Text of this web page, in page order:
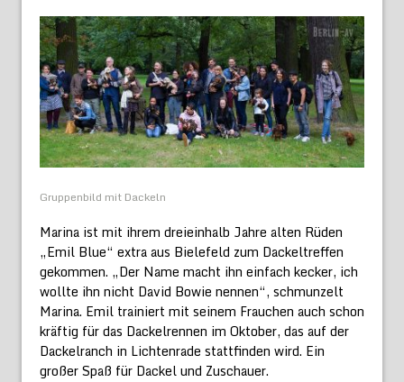
Gruppenbild mit Dackeln
Marina ist mit ihrem dreieinhalb Jahre alten Rüden
„Emil Blue“ extra aus Bielefeld zum Dackeltreffen
gekommen. „Der Name macht ihn einfach kecker, ich
wollte ihn nicht David Bowie nennen“, schmunzelt
Marina. Emil trainiert mit seinem Frauchen auch schon
kräftig für das Dackelrennen im Oktober, das auf der
Dackelranch in Lichtenrade stattfinden wird. Ein
großer Spaß für Dackel und Zuschauer.